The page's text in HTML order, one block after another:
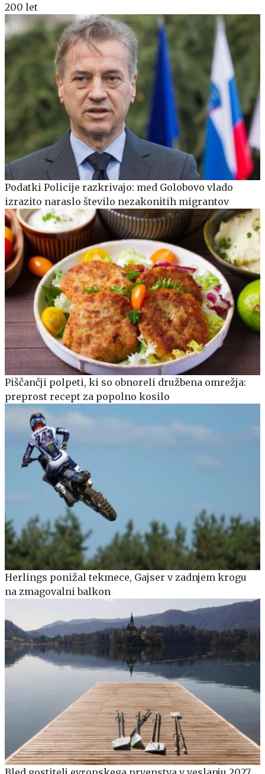
200 let
Podatki Policije razkrivajo: med Golobovo vlado
izrazito naraslo število nezakonitih migrantov
Piščančji polpeti, ki so obnoreli družbena omrežja:
preprost recept za popolno kosilo
Herlings ponižal tekmece, Gajser v zadnjem krogu
na zmagovalni balkon